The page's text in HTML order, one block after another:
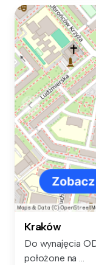
Kraków
Do wynajęcia
położone na ...